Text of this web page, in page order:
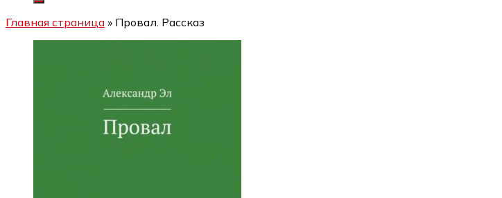
Главная страница » Провал. Рассказ